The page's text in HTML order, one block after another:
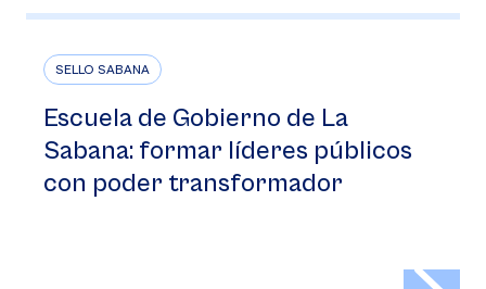
SELLO SABANA
Escuela de Gobierno de La
Sabana: formar líderes públicos
con poder transformador